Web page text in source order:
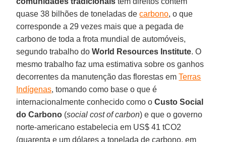
quase 38 bilhões de toneladas decarbono, o que
corresponde a 29 vezes mais que a pegada de
carbono de toda a frota mundial de automóveis,
segundo trabalho doWorld Resources Institute. O
mesmo trabalho faz uma estimativa sobre os ganhos
decorrentes da manutenção das florestas emTerras
Indígenas, tomando como base o que é
internacionalmente conhecido como oCusto Social
do Carbono (social cost of carbon) e que o governo
norte-americano estabelecia em US$ 41 tCO2
(quarenta e um dólares a tonelada de carbono, em